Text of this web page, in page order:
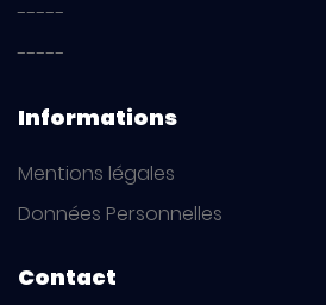
-----
-----
Informations
Mentions légales
Données Personnelles
Contact